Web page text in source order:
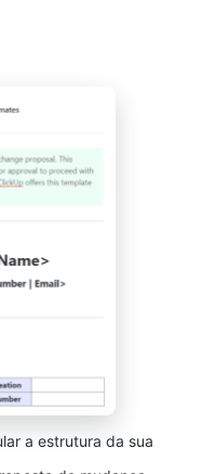
a estrutura da sua